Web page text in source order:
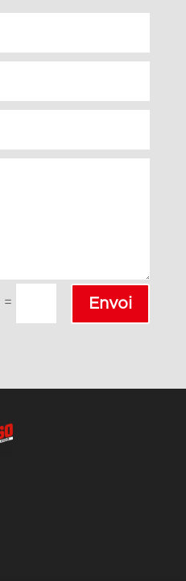
= Envoi